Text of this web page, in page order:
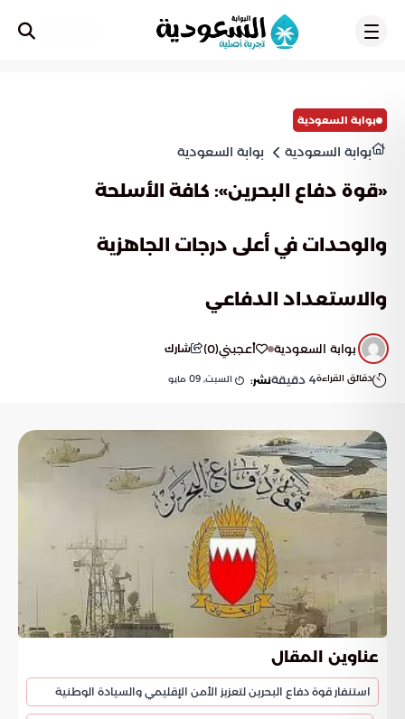
بوابة السعودية
بوابة السعودية بوابة السعودية
«قوة دفاع البحرين»: كافة الأسلحة
والوحدات في أعلى درجات الجاهزية
والاستعداد الدفاعي
بوابة السعودية أعجبني(
0
) شارك
دقائق القراءة4 دقيقةنشر: السبت, 09 مايو
عناوين المقال
استنفار قوة دفاع البحرين لتعزيز الأمن الإقليمي والسيادة الوطنية